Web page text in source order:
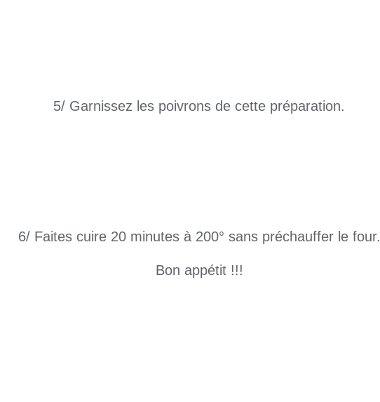
5/ Garnissez les poivrons de cette préparation.
6/ Faites cuire 20 minutes à 200° sans préchauffer le four.
Bon appétit !!!